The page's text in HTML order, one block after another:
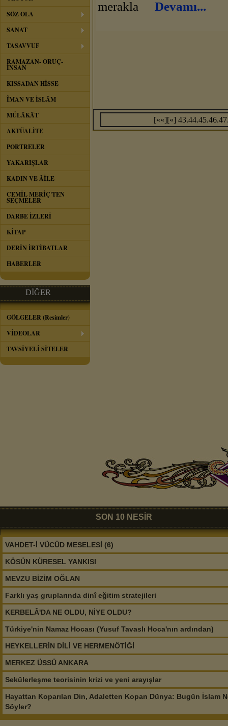
SÖZ OLA
SANAT
TASAVVUF
RAMAZAN- ORUÇ-
İNSAN
KISSADAN HİSSE
ÎMAN VE İSLÂM
MÜLÂKÂT
AKTÜALİTE
PORTRELER
YAKARIŞLAR
KADIN VE ÂİLE
CEMİL MERİÇ'TEN
SEÇMELER
DARBE İZLERİ
KİTAP
DERİN İRTİBATLAR
HABERLER
DİĞER
GÖLGELER (Resimler)
VİDEOLAR
TAVSİYELİ SİTELER
merakla
Devamı...
[««][«] 43.44.45.46.
SON 10 NESİR
VAHDET-İ VÜCÛD MESELESİ (6)
KÖSÜN KÜRESEL YANKISI
MEVZU BİZİM OĞLAN
Farklı yaş gruplarında dinî eğitim stratejileri
KERBELÂ'DA NE OLDU, NİYE OLDU?
Türkiye'nin Namaz Hocası (Yusuf Tavaslı Hoca'nın ardından)
HEYKELLERİN DİLİ VE HERMENÖTİĞİ
MERKEZ ÜSSÜ ANKARA
Sekülerleşme teorisinin krizi ve yeni arayışlar
Hayattan Koparılan Din, Adaletten Kopan Dünya: Bugün İslam
Söyler?